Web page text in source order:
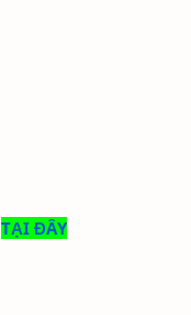
TẠI ĐÂY